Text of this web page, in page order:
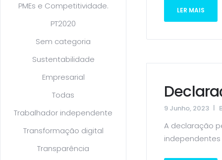
PMEs e Competitividade.
PT2020
Sem categoria
Sustentabilidade
Empresarial
Todas
Trabalhador independente
Transformação digital
Transparência
LER MAIS
9 Junho, 2023
A declaração
independentes